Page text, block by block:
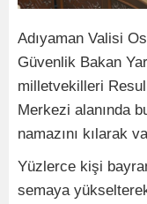
Adıyaman Valisi
Güvenlik Bakan
milletvekilleri
Merkezi alanında
namazını kılarak
Yüzlerce kişi
semaya